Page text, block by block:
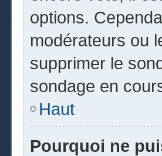
options.
modérateurs ou
supprimer le
sondage en
Haut
Pourquoi ne